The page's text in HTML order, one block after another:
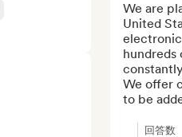
We are
United
hundreds
We offer
to be
回答数